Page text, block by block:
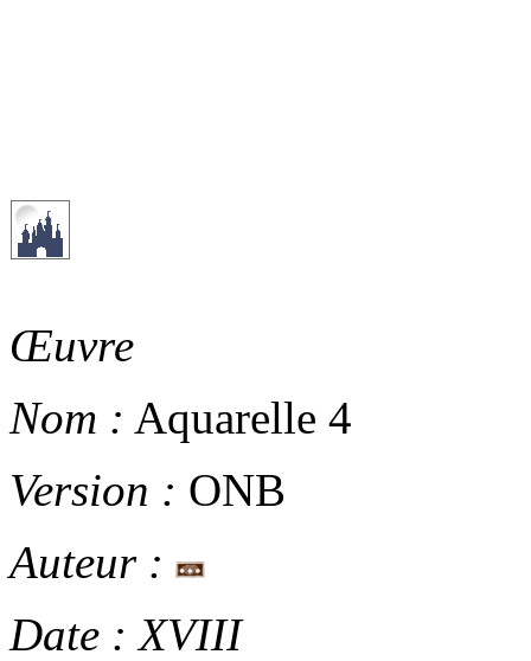
Œuvre
Nom : Aquarelle 4
Version : ONB
Auteur :
Date : XVIII